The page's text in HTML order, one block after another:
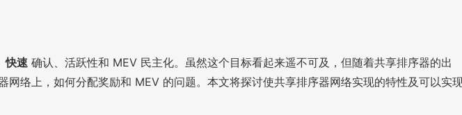
快速 确认、活跃性和 MEV 民主化。虽然这个目标看起来遥不可及，但随着共享排序器的出
络上，如何分配奖励和 MEV 的问题。本文将探讨使共享排序器网络实现的特性及可以实